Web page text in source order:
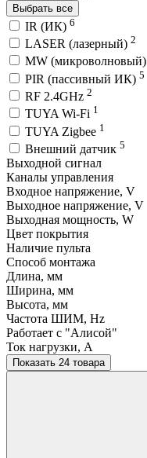
Выбрать все
IR (ИК) 6
LASER (лазерный) 2
MW (микроволновый)
PIR (пассивный ИК) 5
RF 2.4GHz 2
TUYA Wi-Fi 1
TUYA Zigbee 1
Внешний датчик 5
Выходной сигнал
Каналы управления
Входное напряжение, V
Выходное напряжение, V
Выходная мощность, W
Цвет покрытия
Наличие пульта
Способ монтажа
Длина, мм
Ширина, мм
Высота, мм
Частота ШИМ, Hz
Работает с "Алисой"
Ток нагрузки, A
Показать 24 товара